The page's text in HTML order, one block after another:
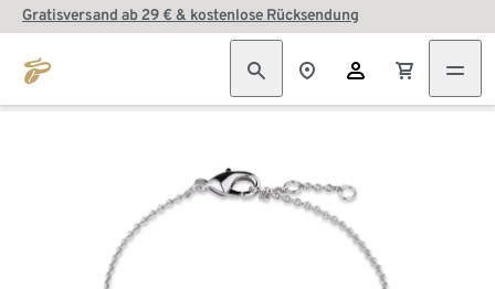
Gratisversand ab 29 € & kostenlose Rücksendung